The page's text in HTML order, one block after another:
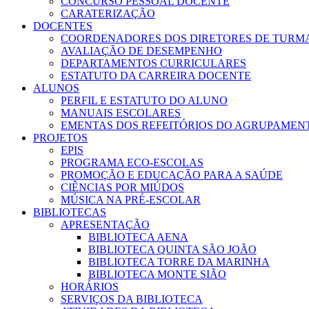
CARATERIZAÇÃO
DOCENTES
COORDENADORES DOS DIRETORES DE
AVALIAÇÃO DE DESEMPENHO
DEPARTAMENTOS CURRICULARES
ESTATUTO DA CARREIRA DOCENTE
ALUNOS
PERFIL E ESTATUTO DO ALUNO
MANUAIS ESCOLARES
EMENTAS DOS REFEITÓRIOS DO
PROJETOS
EPIS
PROGRAMA ECO-ESCOLAS
PROMOÇÃO E EDUCAÇÃO PARA A SAÚDE
CIÊNCIAS POR MIÚDOS
MÚSICA NA PRÉ-ESCOLAR
BIBLIOTECAS
APRESENTAÇÃO
BIBLIOTECA AENA
BIBLIOTECA QUINTA SÃO JOÃO
BIBLIOTECA TORRE DA MARINHA
BIBLIOTECA MONTE SIÃO
HORÁRIOS
SERVIÇOS DA BIBLIOTECA